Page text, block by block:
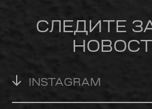
СЛЕДИТЕ
INSTAGRAM